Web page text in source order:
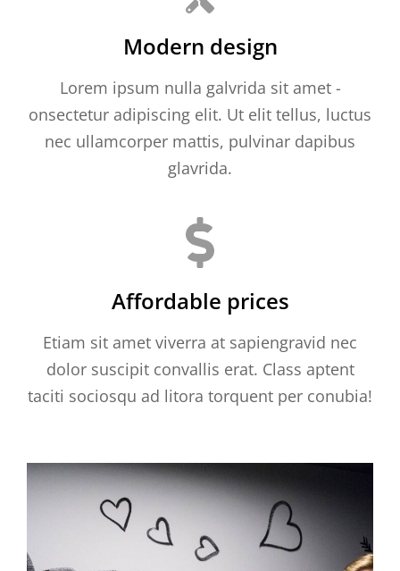
Modern design
Lorem ipsum nulla galvrida sit amet -
onsectetur adipiscing elit. Ut elit tellus, luctus
nec ullamcorper mattis, pulvinar dapibus
glavrida.
Affordable prices
Etiam sit amet viverra at sapiengravid nec
dolor suscipit convallis erat. Class aptent
taciti sociosqu ad litora torquent per conubia!